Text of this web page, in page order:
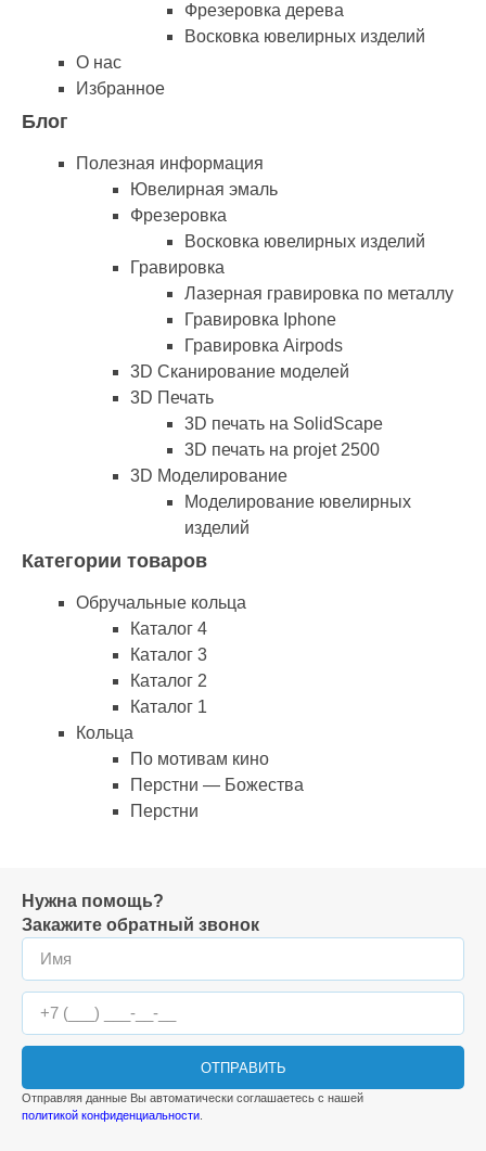
Фрезеровка дерева
Восковка ювелирных изделий
О нас
Избранное
Блог
Полезная информация
Ювелирная эмаль
Фрезеровка
Восковка ювелирных изделий
Гравировка
Лазерная гравировка по металлу
Гравировка Iphone
Гравировка Airpods
3D Сканирование моделей
3D Печать
3D печать на SolidScape
3D печать на projet 2500
3D Моделирование
Моделирование ювелирных
изделий
Категории товаров
Обручальные кольца
Каталог 4
Каталог 3
Каталог 2
Каталог 1
Кольца
По мотивам кино
Перстни — Божества
Перстни
Нужна помощь?
Закажите обратный звонок
ОТПРАВИТЬ
Отправляя данные Вы автоматически соглашаетесь с нашей
политикой конфиденциальности